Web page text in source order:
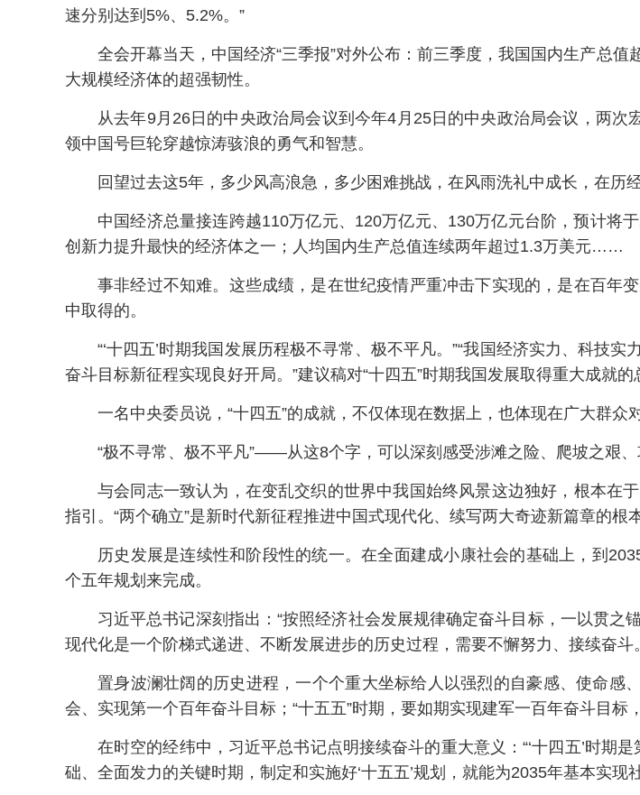
速分别达到5%、5.2%。”
全会开幕当天，中国经济“三季报”对外公布：前三季度，我国国内生产总
大规模经济体的超强韧性。
从去年9月26日的中央政治局会议到今年4月25日的中央政治局会议，两次
领中国号巨轮穿越惊涛骇浪的勇气和智慧。
回望过去这5年，多少风高浪急，多少困难挑战，在风雨洗礼中成长，在历
中国经济总量接连跨越110万亿元、120万亿元、130万亿元台阶，预计将
创新力提升最快的经济体之一；人均国内生产总值连续两年超过1.3万美元……
事非经过不知难。这些成绩，是在世纪疫情严重冲击下实现的，是在百年
中取得的。
“‘十四五’时期我国发展历程极不寻常、极不平凡。”“我国经济实力、科技
奋斗目标新征程实现良好开局。”建议稿对“十四五”时期我国发展取得重大成就
一名中央委员说，“十四五”的成就，不仅体现在数据上，也体现在广大群
“极不寻常、极不平凡”——从这8个字，可以深刻感受涉滩之险、爬坡之艰、
与会同志一致认为，在变乱交织的世界中我国始终风景这边独好，根本在
指引。“两个确立”是新时代新征程推进中国式现代化、续写两大奇迹新篇章的根
历史发展是连续性和阶段性的统一。在全面建成小康社会的基础上，到
个五年规划来完成。
习近平总书记深刻指出：“按照经济社会发展规律确定奋斗目标，一以贯
现代化是一个阶梯式递进、不断发展进步的历史过程，需要不懈努力、接续奋斗
置身波澜壮阔的历史进程，一个个重大坐标给人以强烈的自豪感、使命感
会、实现第一个百年奋斗目标；“十五五”时期，要如期实现建军一百年奋斗目
在时空的经纬中，习近平总书记点明接续奋斗的重大意义：“‘十四五’时期
础、全面发力的关键时期，制定和实施好‘十五五’规划，就能为2035年基本实现